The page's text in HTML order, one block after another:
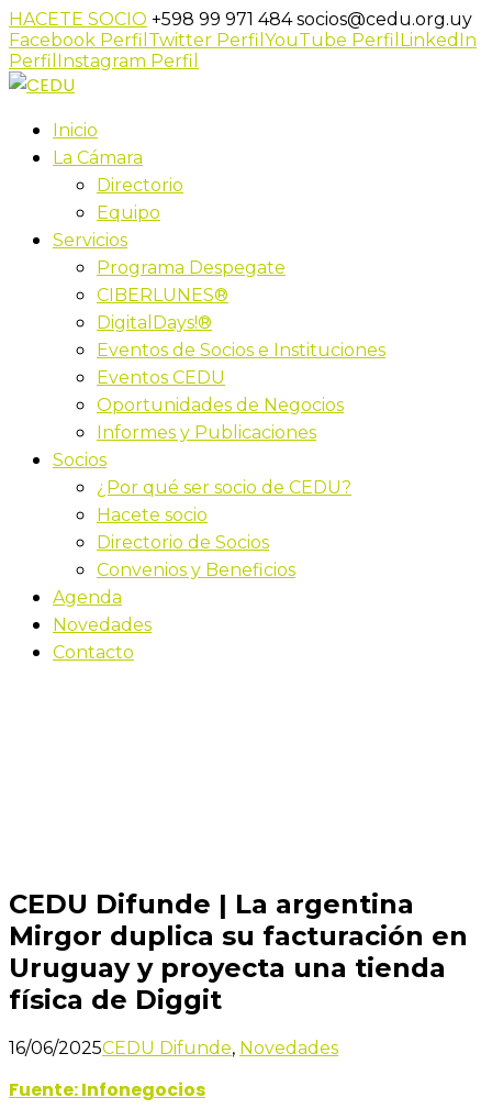
HACETE SOCIO +598 99 971 484socios@cedu.org.uy
Facebook Perfil Twitter Perfil YouTube Perfil LinkedIn
Perfil Instagram Perfil
Inicio
La Cámara
Directorio
Equipo
Servicios
Programa Despegate
CIBERLUNES®
DigitalDays!®
Eventos de Socios e Instituciones
Eventos CEDU
Oportunidades de Negocios
Informes y Publicaciones
Socios
¿Por qué ser socio de CEDU?
Hacete socio
Directorio de Socios
Convenios y Beneficios
Agenda
Novedades
Contacto
CEDU Difunde | La argentina
Mirgor duplica su facturación en
Uruguay y proyecta una tienda
física de Diggit
16/06/2025CEDU Difunde, Novedades
Fuente: Infonegocios